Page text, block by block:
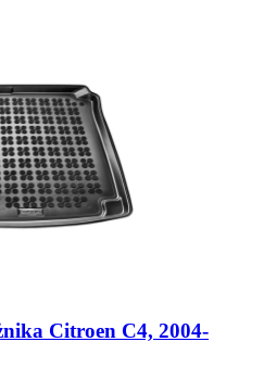
Citroen C4, 2004-